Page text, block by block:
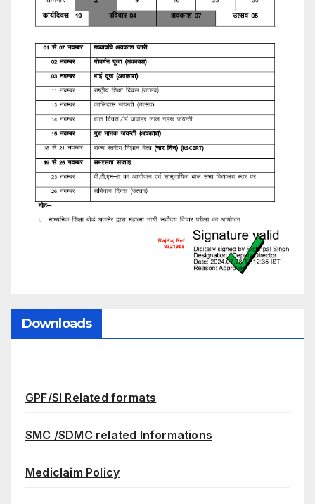
Downloads
GPF/SI Related formats
SMC /SDMC related Informations
Mediclaim Policy